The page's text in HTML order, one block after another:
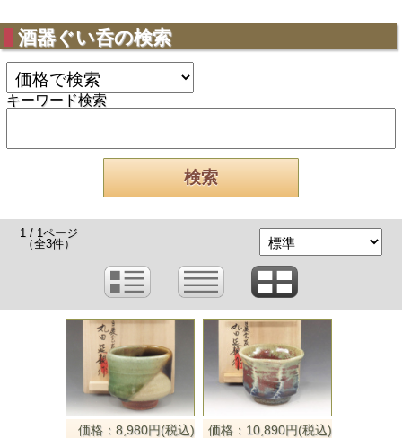
酒器ぐい呑の検索
キーワード検索
1 / 1ページ
（全3件）
価格：8,980円(税込) 価格：10,890円(税込)